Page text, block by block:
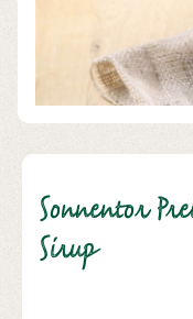
Sonnentor
Sirup